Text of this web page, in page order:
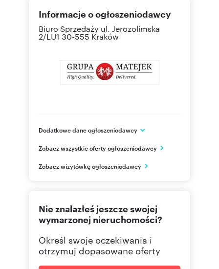
Informacje o ogłoszeniodawcy
Biuro Sprzedaży ul. Jerozolimska
2/LU1 30-555 Kraków
Dodatkowe dane ogłoszeniodawcy
ul. Jerozolimska 2 / LU1
małopolskie
603 22 Pokaż telefon
Zobacz wszystkie oferty ogłoszeniodawcy
Zobacz wizytówkę ogłoszeniodawcy
Nie znalazłeś jeszcze swojej
wymarzonej nieruchomości?
Określ swoje oczekiwania i
otrzymuj dopasowane oferty